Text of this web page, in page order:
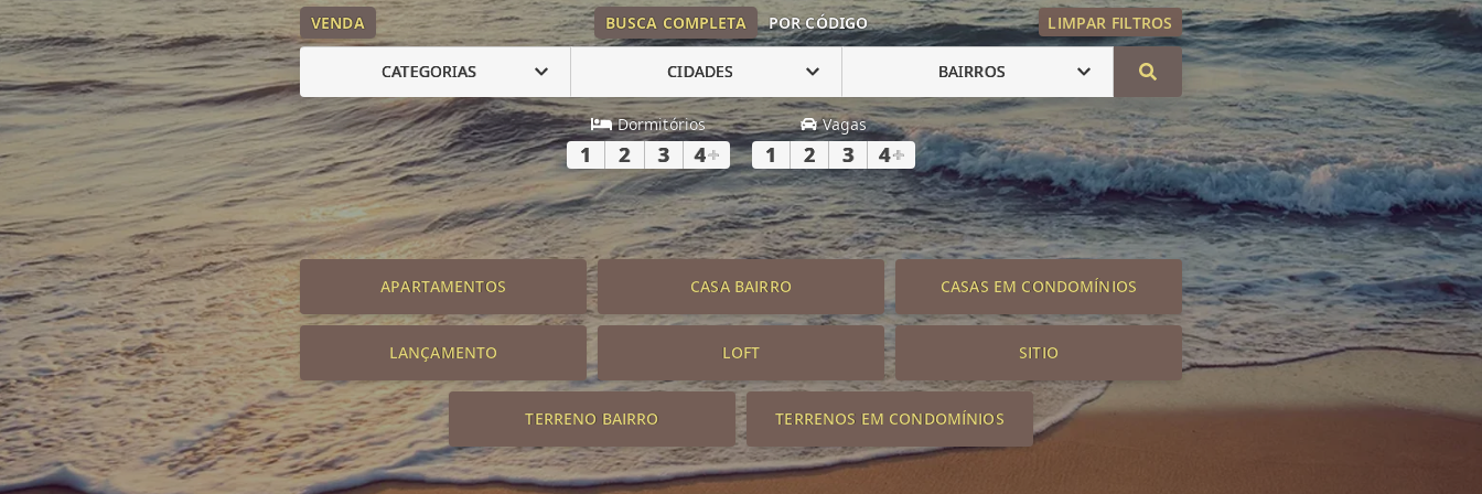
VENDA BUSCA COMPLETA POR CÓDIGO LIMPAR FILTROS
CATEGORIAS CIDADES BAIRROS
Dormitórios
1 2 3 4+
Vagas
1 2 3 4+
APARTAMENTOS CASA BAIRRO CASAS EM CONDOMÍNIOS
LANÇAMENTO LOFT SITIO
TERRENO BAIRRO TERRENOS EM CONDOMÍNIOS